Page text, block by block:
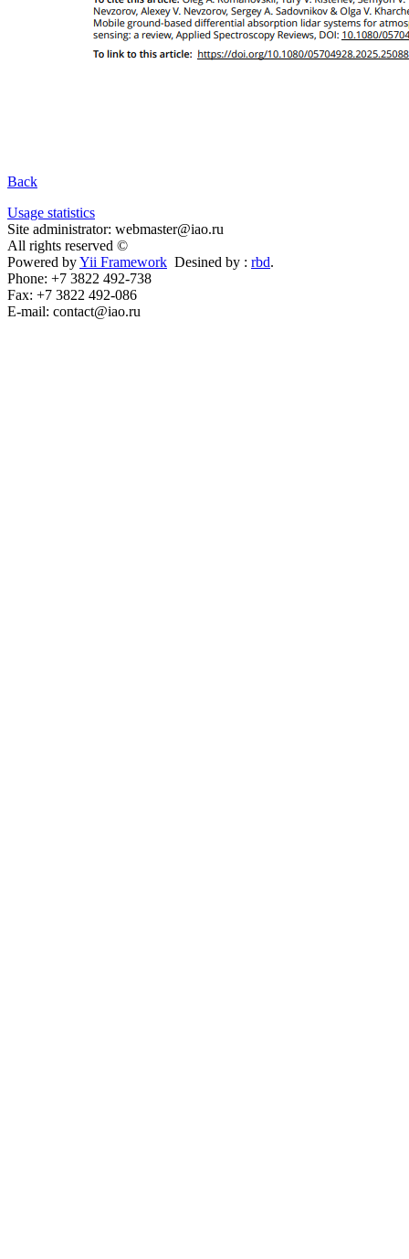
Back
Usage statistics
Site administrator: webmaster@iao.ru
All rights reserved ©
Powered byYii Framework Desined by : rbd.
Phone: +7 3822 492-738
Fax: +7 3822 492-086
E-mail: contact@iao.ru